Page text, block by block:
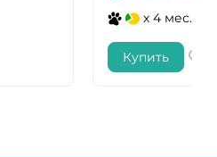
x 4 мес.
Купить